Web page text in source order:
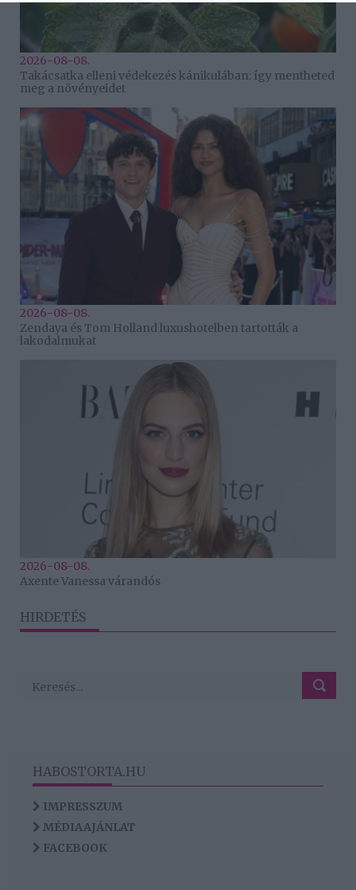
2026-08-08.
Takácsatka elleni védekezés kánikulában: így mentheted
meg a növényeidet
2026-08-08.
Zendaya és Tom Holland luxushotelben tartották a
lakodalmukat
2026-08-08.
Axente Vanessa várandós
HIRDETÉS
HABOSTORTA.HU
IMPRESSZUM
MÉDIAAJÁNLAT
FACEBOOK